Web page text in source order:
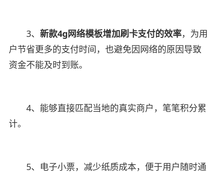
3、 新款4g网络模板增加刷卡支付的效率，为用
户节省更多的支付时间，也避免因网络的原因导致
资金不能及时到账。
4、能够直接匹配当地的真实商户，笔笔积分累
计。
5、电子小票，减少纸质成本，便于用户随时通